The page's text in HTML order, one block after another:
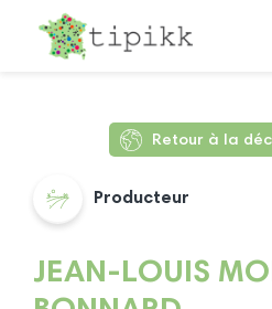
Retour à la
Producteur
JEAN-LOUIS